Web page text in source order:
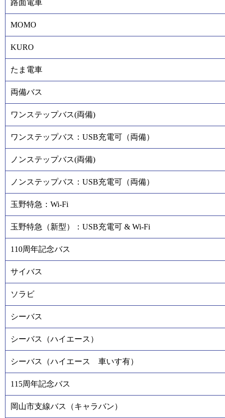
路面電車
MOMO
KURO
たま電車
両備バス
ワンステップバス(両備)
ワンステップバス：USB充電可（両備）
ノンステップバス(両備)
ノンステップバス：USB充電可（両備）
玉野特急：Wi-Fi
玉野特急（新型）：USB充電可 & Wi-Fi
110周年記念バス
サイバス
ソラビ
シーバス
シーバス（ハイエース）
シーバス（ハイエース 車いす有）
115周年記念バス
岡山市支線バス（キャラバン）